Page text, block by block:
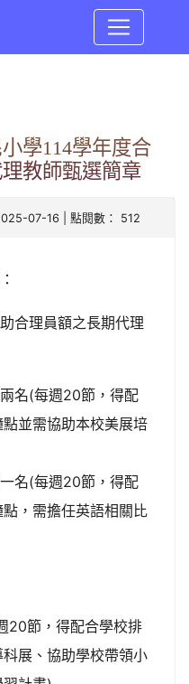
學114學年度合
教師甄選簡章
07-16 | 點閱數： 512
合理員額之長期代理
名(每週20節，得配
並需協助本校美展培
名(每週20節，得配
，需擔任英語相關比
20節，得配合學校排
展、協助學校帶領小